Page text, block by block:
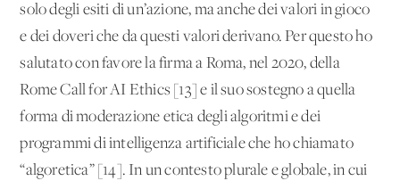
solo degli esiti di un’azione, ma anche dei valori in gioco
e dei doveri che da questi valori derivano. Per questo ho
salutato con favore la firma a Roma, nel 2020, della
Rome Call for AI Ethics [13] e il suo sostegno a quella
forma di moderazione etica degli algoritmi e dei
programmi di intelligenza artificiale che ho chiamato
“algoretica” [14]. In un contesto plurale e globale, in cui